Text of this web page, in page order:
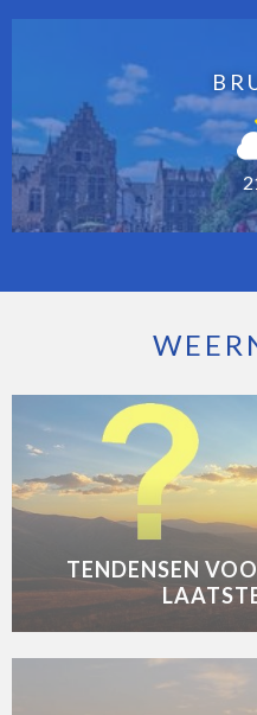
TENDENSEN